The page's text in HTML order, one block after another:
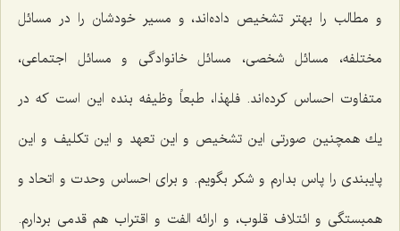
و مطالب را بهتر تشخیص داده‌اند، و مسیر خودشان را در مسائل
مختلفه، مسائل شخصی، مسائل خانوادگی و مسائل اجتماعی،
متفاوت احساس كرده‌اند. فلهذا، طبعاً وظیفه بنده این است كه در
یك همچنین صورتی این تشخیص و این تعهد و این تكلیف و این
پایبندی را پاس بدارم و شكر بگویم. و برای احساس وحدت و اتحاد و
همبستگی و ائتلاف قلوب، و ارائه الفت و اقتراب هم قدمی بردارم.